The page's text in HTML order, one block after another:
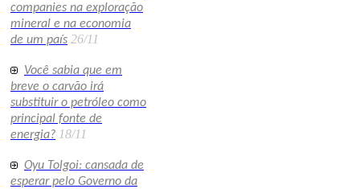
companies na exploração
mineral e na economia
de um país 26/11
Você sabia que em
breve o carvão irá
substituir o petróleo como
principal fonte de
energia? 18/11
Oyu Tolgoi: cansada de
esperar pelo Governo da